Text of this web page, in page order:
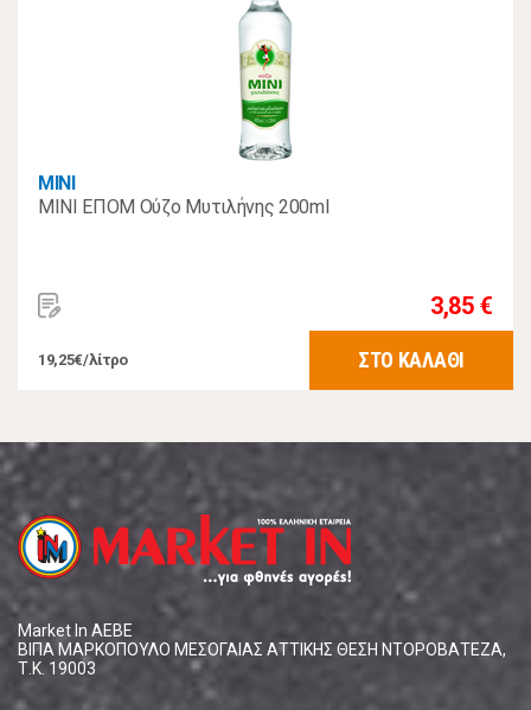
MINI
MINI ΕΠΟΜ Ούζο Μυτιλήνης 200ml
3,85 €
19,25€/λίτρο ΣΤΟ ΚΑΛΑΘΙ
Market In ΑΕΒΕ
ΒΙΠΑ ΜΑΡΚΟΠΟΥΛΟ ΜΕΣΟΓΑΙΑΣ ΑΤΤΙΚΗΣ ΘΕΣΗ ΝΤΟΡΟΒΑΤΕΖΑ,
Τ.Κ. 19003